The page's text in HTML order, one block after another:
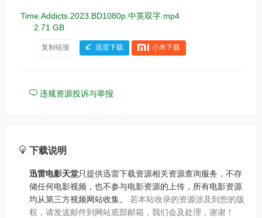
Time.Addicts.2023.BD1080p.中英双字.mp4
2.71 GB
复制链接 迅雷下载 小米下载
违规资源投诉与举报
下载说明
迅雷电影天堂只提供迅雷下载资源相关资源查询服务，不存
储任何电影视频，也不参与电影资源的上传，所有电影资源
均从第三方视频网站收集。 若本站收录的资源涉及到您的版
权，请发送邮件到网站底部邮箱，我们会及处理，谢谢！